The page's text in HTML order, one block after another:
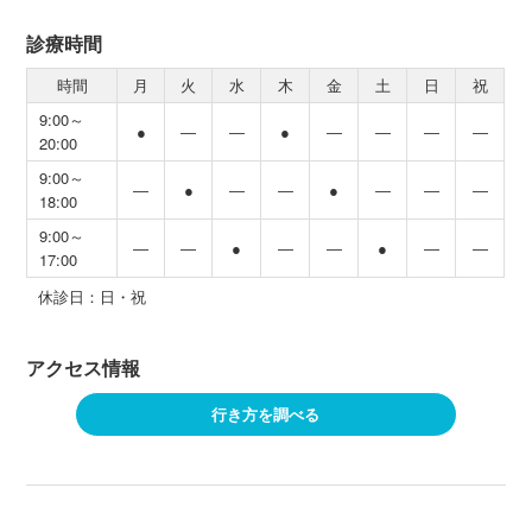
診療時間
時間 月 火 水 木 金 土 日
祝
9:00～
20:00
● ― ― ● ― ― ― ―
9:00～
18:00
― ● ― ― ● ― ― ―
9:00～
17:00
― ― ● ― ― ● ― ―
休診日：日・祝
アクセス情報
行き方を調べる